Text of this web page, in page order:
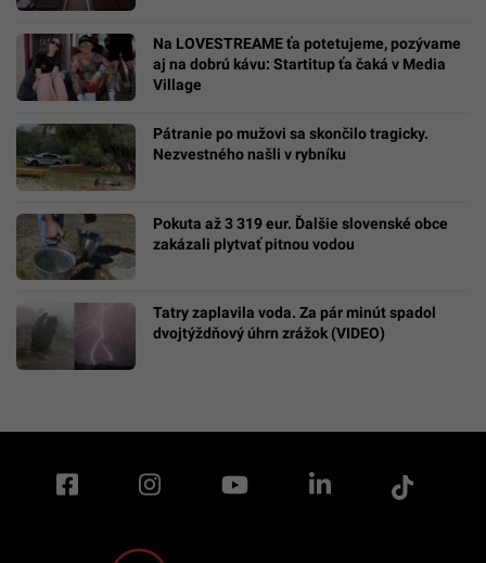
Na LOVESTREAME ťa potetujeme, pozývame
aj na dobrú kávu: Startitup ťa čaká v Media
Village
Pátranie po mužovi sa skončilo tragicky.
Nezvestného našli v rybníku
Pokuta až 3 319 eur. Ďalšie slovenské obce
zakázali plytvať pitnou vodou
Tatry zaplavila voda. Za pár minút spadol
dvojtýždňový úhrn zrážok (VIDEO)